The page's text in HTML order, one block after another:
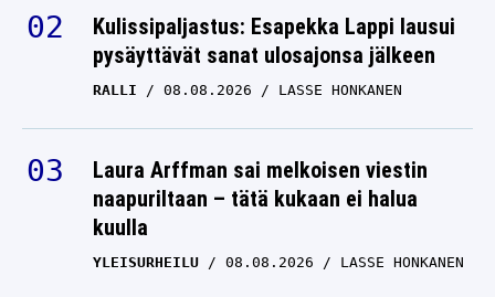
Kulissipaljastus: Esapekka Lappi lausui
pysäyttävät sanat ulosajonsa jälkeen
RALLI 08.08.2026 LASSE HONKANEN
Laura Arffman sai melkoisen viestin
naapuriltaan – tätä kukaan ei halua
kuulla
YLEISURHEILU 08.08.2026 LASSE HONKANEN